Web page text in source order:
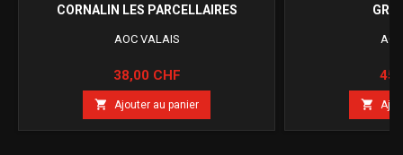
CORNALIN LES PARCELLAIRES
AOC VALAIS
Prix
38,00 CHF
 Ajouter au panier
Prix
